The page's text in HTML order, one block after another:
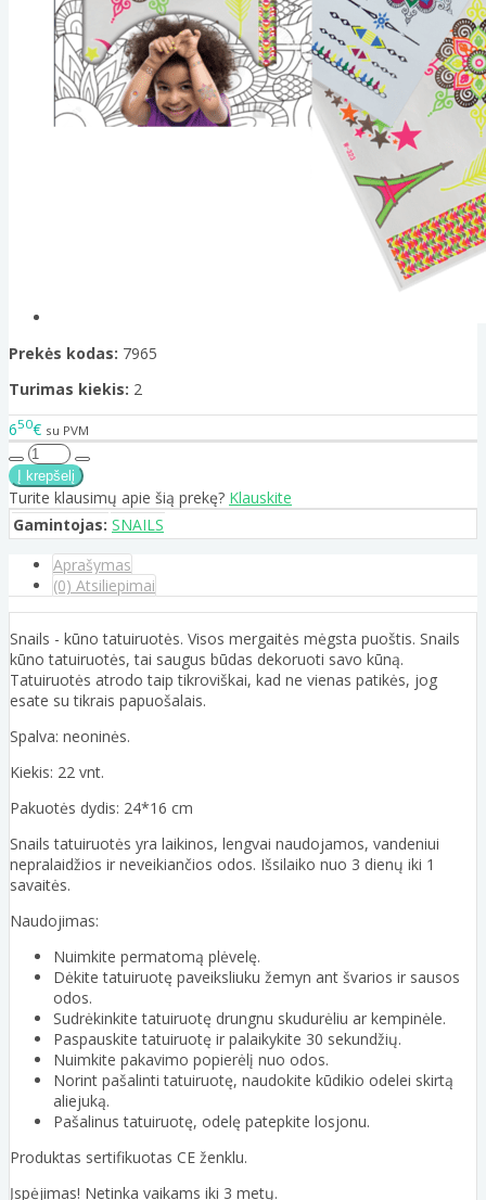
Prekės kodas: 7965
Turimas kiekis: 2
650€ su PVM
Turite klausimų apie šią prekę? Klauskite
Gamintojas: SNAILS
Aprašymas
(0) Atsiliepimai
Snails - kūno tatuiruotės. Visos mergaitės mėgsta puoštis. Snails
kūno tatuiruotės, tai saugus būdas dekoruoti savo kūną.
Tatuiruotės atrodo taip tikroviškai, kad ne vienas patikės, jog
esate su tikrais papuošalais.
Spalva: neoninės.
Kiekis: 22 vnt.
Pakuotės dydis: 24*16 cm
Snails tatuiruotės yra laikinos, lengvai naudojamos, vandeniui
nepralaidžios ir neveikiančios odos. Išsilaiko nuo 3 dienų iki 1
savaitės.
Naudojimas:
Nuimkite permatomą plėvelę.
Dėkite tatuiruotę paveiksliuku žemyn ant švarios ir sausos
odos.
Sudrėkinkite tatuiruotę drungnu skudurėliu ar kempinėle.
Paspauskite tatuiruotę ir palaikykite 30 sekundžių.
Nuimkite pakavimo popierėlį nuo odos.
Norint pašalinti tatuiruotę, naudokite kūdikio odelei skirtą
aliejuką.
Pašalinus tatuiruotę, odelę patepkite losjonu.
Produktas sertifikuotas CE ženklu.
Įspėjimas! Netinka vaikams iki 3 metų.